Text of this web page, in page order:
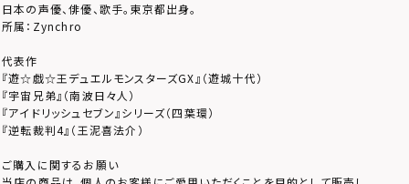
日本の声優、俳優、歌手。東京都出身。
所属：Zynchro
代表作
『遊☆戯☆王デュエルモンスターズGX』（遊城十代）
『宇宙兄弟』（南波日々人）
『アイドリッシュセブン』シリーズ（四葉環）
『逆転裁判4』（王泥喜法介）
ご購入に関するお願い